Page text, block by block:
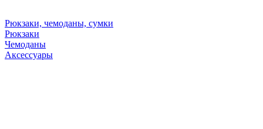
Рюкзаки, чемоданы, сумки
Рюкзаки
Чемоданы
Аксессуары